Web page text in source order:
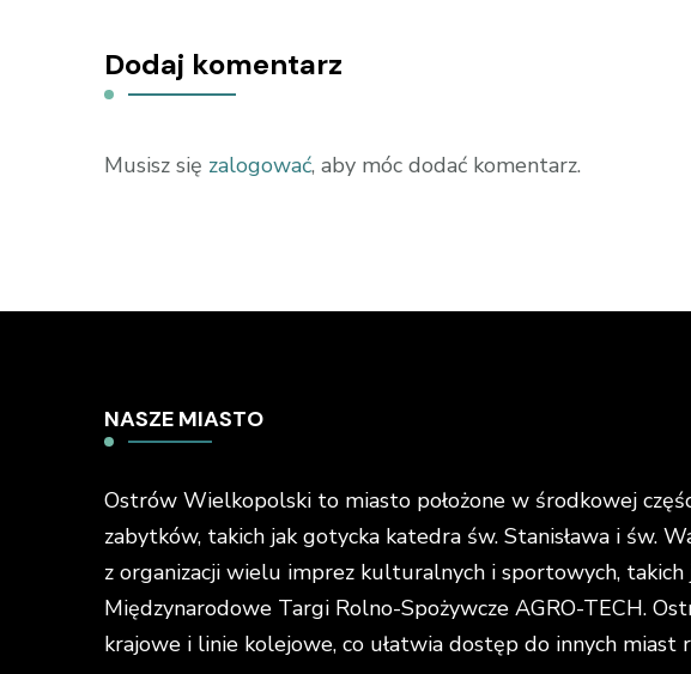
Dodaj komentarz
Musisz się zalogować, aby móc dodać komentarz.
NASZE MIASTO
Ostrów Wielkopolski to miasto położone w środkowej
zabytków, takich jak gotycka katedra św. Stanisława i św.
z organizacji wielu imprez kulturalnych i sportowych,
Międzynarodowe Targi Rolno-Spożywcze AGRO-TECH.
krajowe i linie kolejowe, co ułatwia dostęp do innych miast